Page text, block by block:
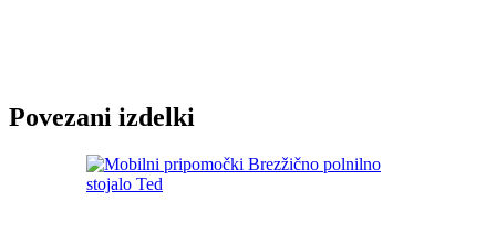
Povezani izdelki